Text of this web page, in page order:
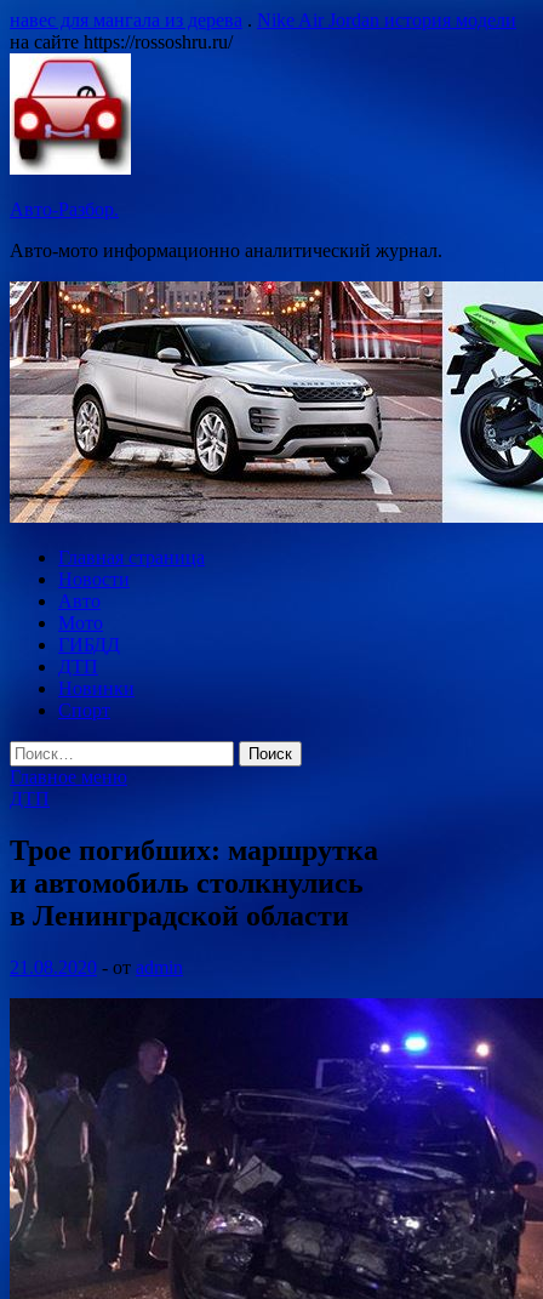
Перейти
к
содержимому
навес для мангала из дерева . Nike Air Jordan история модели
на сайте https://rossoshru.ru/
Авто-Разбор.
Авто-мото информационно аналитический журнал.
Главная страница
Новости
Авто
Мото
ГИБДД
ДТП
Новинки
Спорт
Найти:
Главное меню
ДТП
Трое погибших: маршрутка
и автомобиль столкнулись
в Ленинградской области
21.08.2020 - от admin